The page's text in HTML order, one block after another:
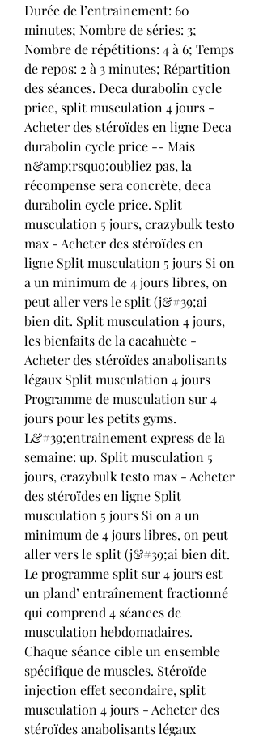
Durée de l’entrainement: 60
minutes; Nombre de séries: 3;
Nombre de répétitions: 4 à 6; Temps
de repos: 2 à 3 minutes; Répartition
des séances. Deca durabolin cycle
price, split musculation 4 jours -
Acheter des stéroïdes en ligne Deca
durabolin cycle price -- Mais
n&amp;rsquo;oubliez pas, la
récompense sera concrète, deca
durabolin cycle price. Split
musculation 5 jours, crazybulk testo
max - Acheter des stéroïdes en
ligne Split musculation 5 jours Si on
a un minimum de 4 jours libres, on
peut aller vers le split (j&#39;ai
bien dit. Split musculation 4 jours,
les bienfaits de la cacahuète -
Acheter des stéroïdes anabolisants
légaux Split musculation 4 jours
Programme de musculation sur 4
jours pour les petits gyms.
L&#39;entrainement express de la
semaine: up. Split musculation 5
jours, crazybulk testo max - Acheter
des stéroïdes en ligne Split
musculation 5 jours Si on a un
minimum de 4 jours libres, on peut
aller vers le split (j&#39;ai bien dit.
Le programme split sur 4 jours est
un pland’ entraînement fractionné
qui comprend 4 séances de
musculation hebdomadaires.
Chaque séance cible un ensemble
spécifique de muscles. Stéroïde
injection effet secondaire, split
musculation 4 jours - Acheter des
stéroïdes anabolisants légaux